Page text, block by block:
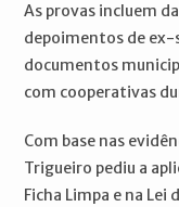
As provas incluem
depoimentos de ex-
documentos
com cooperativas
Com base nas
Trigueiro pediu a
Ficha Limpa e na Lei